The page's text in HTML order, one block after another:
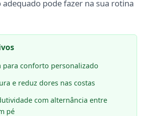
pode fazer na sua rotina
para conforto personalizado
e reduz dores nas costas
com alternância entre
pé